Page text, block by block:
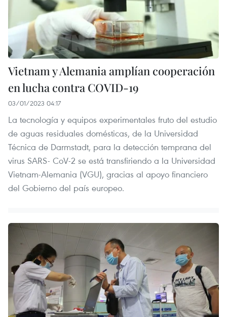
Vietnam y Alemania amplían cooperación
en lucha contra COVID-19
03/01/2023 04:17
La tecnología y equipos experimentales fruto del estudio
de aguas residuales domésticas, de la Universidad
Técnica de Darmstadt, para la detección temprana del
virus SARS- CoV-2 se está transfiriendo a la Universidad
Vietnam-Alemania (VGU), gracias al apoyo financiero
del Gobierno del país europeo.